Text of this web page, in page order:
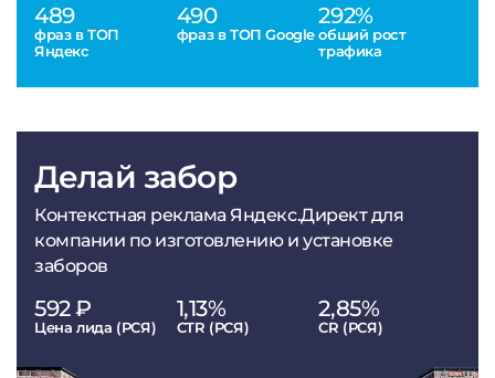
Делай забор
Контекстная реклама Яндекс.Директ для
компании по изготовлению и установке
заборов
592 ₽
Цена лида (РСЯ)
1,13%
CTR (РСЯ)
2,85%
CR (РСЯ)
489
фраз в ТОП
Яндекс
490
фраз в ТОП Google
292%
общий рост
трафика